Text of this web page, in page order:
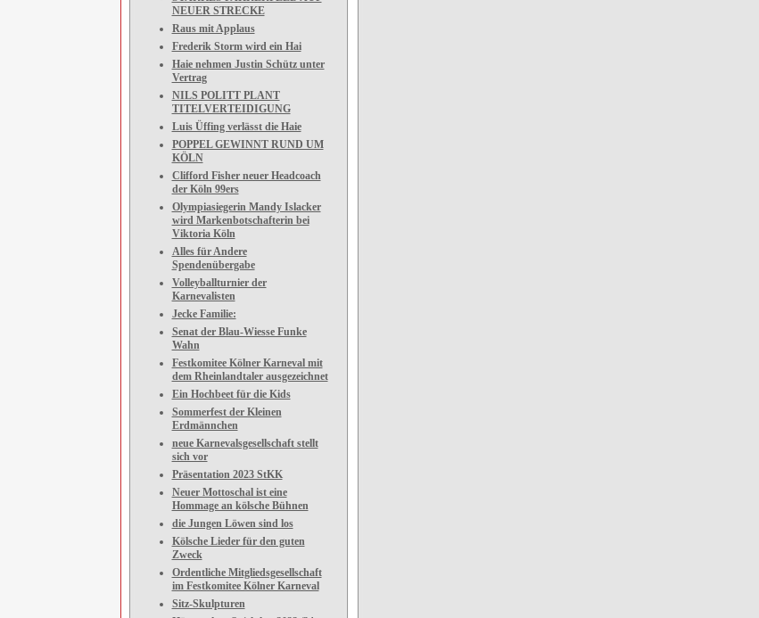
NEUER STRECKE
Raus mit Applaus
Frederik Storm wird ein Hai
Haie nehmen Justin Schütz unter
Vertrag
NILS POLITT PLANT
TITELVERTEIDIGUNG
Luis Üffing verlässt die Haie
POPPEL GEWINNT RUND UM
KÖLN
Clifford Fisher neuer Headcoach
der Köln 99ers
Olympiasiegerin Mandy Islacker
wird Markenbotschafterin bei
Viktoria Köln
Alles für Andere
Spendenübergabe
Volleyballturnier der
Karnevalisten
Jecke Familie:
Senat der Blau-Wiesse Funke
Wahn
Festkomitee Kölner Karneval mit
dem Rheinlandtaler ausgezeichnet
Ein Hochbeet für die Kids
Sommerfest der Kleinen
Erdmännchen
neue Karnevalsgesellschaft stellt
sich vor
Präsentation 2023 StKK
Neuer Mottoschal ist eine
Hommage an kölsche Bühnen
die Jungen Löwen sind los
Kölsche Lieder für den guten
Zweck
Ordentliche Mitgliedsgesellschaft
im Festkomitee Kölner Karneval
Sitz-Skulpturen